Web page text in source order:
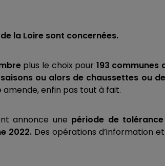
la Loire sont concernées.
plus le choix pour 193 communes
ou alors de chaussettes ou
amende, enfin pas tout à fait.
annonce une période de
2022.Des opérations d’information